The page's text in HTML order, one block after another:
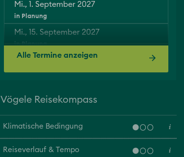
Mi., 1. September 2027
in Planung
Mi., 15. September 2027
in Planung
Alle Termine anzeigen
Vögele Reisekompass
Klimatische Bedingung
Reiseverlauf & Tempo